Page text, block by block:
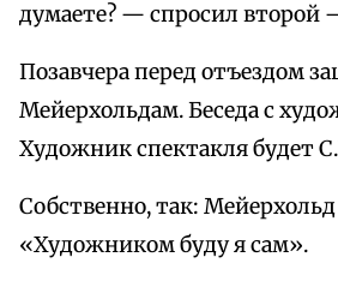
думаете? — спросил второй
Позавчера перед отъездом
Мейерхольдам. Беседа с
Художник спектакля будет
Собственно, так: Мейерхольд
«Художником буду я сам».